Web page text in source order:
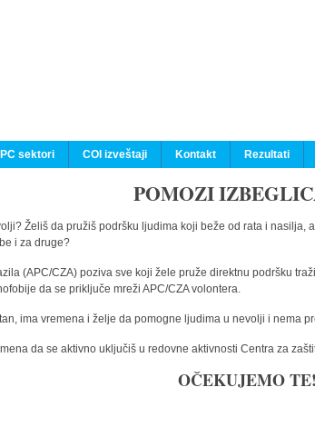
sektori COI izveštaji Kontakt Rezultati
POMOZI
Želiš da pružiš podršku ljudima koji beže od rata i
i za druge?
(APC/CZA) poziva sve koji žele pruže direktnu podršku
da se priključe mreži APC/CZA volontera.
ima vremena i želje da pomogne ljudima u nevolji i nema
da se aktivno uključiš u redovne aktivnosti Centra za
OČEKUJEMO TE!